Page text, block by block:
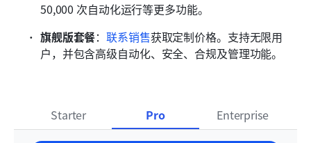
50,000 次自动化运行等更多功能。
旗舰版套餐：联系销售获取定制价格。支持无限用
户，并包含高级自动化、安全、合规及管理功能。
Starter Pro Enterprise